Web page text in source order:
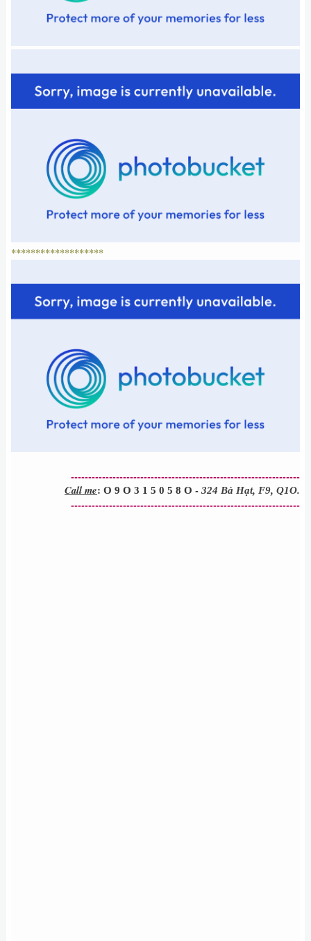
*******************
------------------------------------------------------------------
Call me: O 9 O 3 1 5 0 5 8 O - 324 Bà Hạt, F9, Q1O.
------------------------------------------------------------------